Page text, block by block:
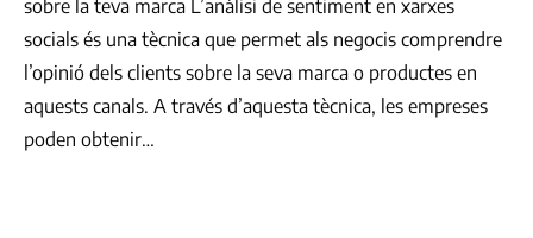
sobre la teva marca L’anàlisi de sentiment en xarxes
socials és una tècnica que permet als negocis comprendre
l’opinió dels clients sobre la seva marca o productes en
aquests canals. A través d’aquesta tècnica, les empreses
poden obtenir…